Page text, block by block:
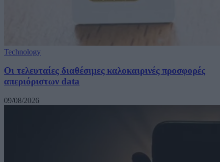
Technology
Οι τελευταίες διαθέσιμες καλοκαιρινές προσφορές
απεριόριστων data
09/08/2026